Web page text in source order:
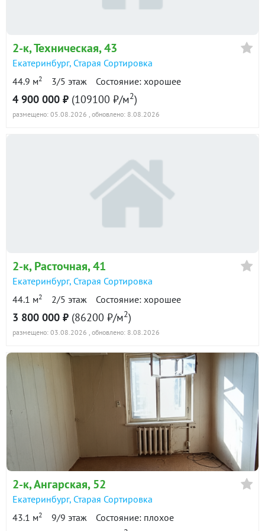
2-к, Техническая, 43
Екатеринбург, Старая Сортировка
44.9 м2 3/5 этаж Состояние: хорошее
4 900 000 ₽ (109100 ₽/м2)
размещено: 05.08.2026 , обновлено: 8.08.2026
2-к, Расточная, 41
Екатеринбург, Старая Сортировка
44.1 м2 2/5 этаж Состояние: хорошее
3 800 000 ₽ (86200 ₽/м2)
размещено: 03.08.2026 , обновлено: 8.08.2026
2-к, Ангарская, 52
Екатеринбург, Старая Сортировка
43.1 м2 9/9 этаж Состояние: плохое